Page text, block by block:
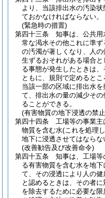
より、当該排出水の汚染
ておかなければならない。
(緊急時の措置)
第四十三条
知事は、公共
常な渇水その他これに準
の汚濁が著しくなり、人
生ずるおそれがある場合
る事態が発生したときは
ともに、規則で定めると
当該一部の区域に排出水
て、排出水の量の減少そ
ることができる。
(有害物質の地下浸透の禁
第四十四条
工場等の事業
物質を含む水(これを処理
地下に浸透させてはならな
(改善勧告及び改善命令)
第四十五条
知事は、工場
る有害物質を含む水を地
て、その浸透により人の
と認めるときは、その者
を除去するために必要な